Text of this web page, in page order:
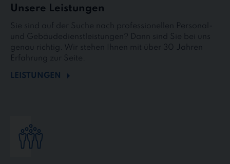
Unsere Leistungen
Sie sind auf der Suche nach professionellen Personal-
und Gebäudedienstleistungen? Dann sind Sie bei uns
genau richtig. Wir stehen Ihnen mit über 30 Jahren
Erfahrung zur Seite.
LEISTUNGEN